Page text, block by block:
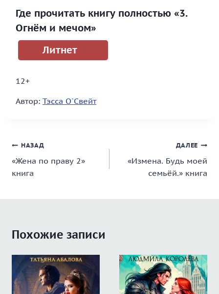
Где прочитать книгу полностью «3.
Огнём и мечом»
Литнет
12+
Автор: Тэсса O`Свейт
Навигация
по
записям
НАЗАД
«Жена по праву 2»
книга
ДАЛЕЕ
«Измена. Будь моей
семьёй.» книга
Похожие записи